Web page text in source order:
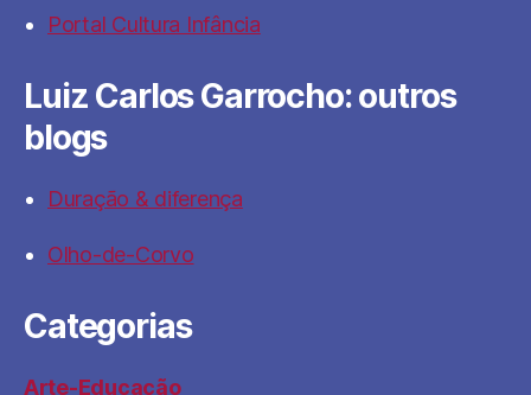
Portal Cultura Infância
Luiz Carlos Garrocho: outros
blogs
Duração & diferença
Olho-de-Corvo
Categorias
Arte-Educação